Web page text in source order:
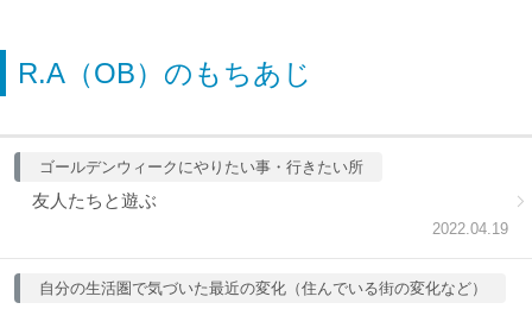
R.A（OB）のもちあじ
ゴールデンウィークにやりたい事・行きたい所
2022.04.19
友人たちと遊ぶ
自分の生活圏で気づいた最近の変化（住んでいる街の変化など）